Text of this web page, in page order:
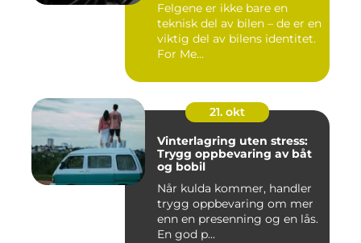
Felgene er ikke bare en
teknisk del av bilen – de er en
viktig del av bilens identitet.
For Me...
21. okt
Vinterlagring uten stress:
Trygg oppbevaring av båt
og bobil
Når kulda kommer, handler
trygg oppbevaring om mer
enn en presenning og en lås.
En god p...